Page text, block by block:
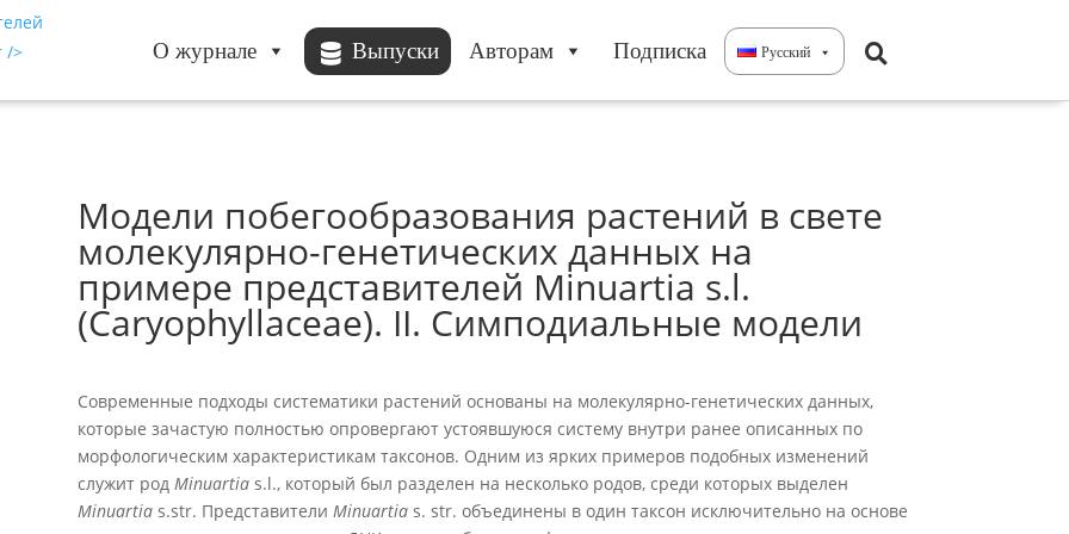
О журнале Выпуски Авторам Подписка Русский
Модели побегообразования растений в свете
молекулярно-генетических данных на
примере представителей Minuartia s.l.
(Caryophyllaceae). II. Симподиальные модели
Современные подходы систематики растений основаны на молекулярно-генетических данных,
которые зачастую полностью опровергают устоявшуюся систему внутри ранее описанных по
морфологическим характеристикам таксонов. Одним из ярких примеров подобных изменений
служит родMinuartias.l., который был разделен на несколько родов, среди которых выделен
Minuartias.str. Представители Minuartias. str. объединены в один таксон исключительно на основе